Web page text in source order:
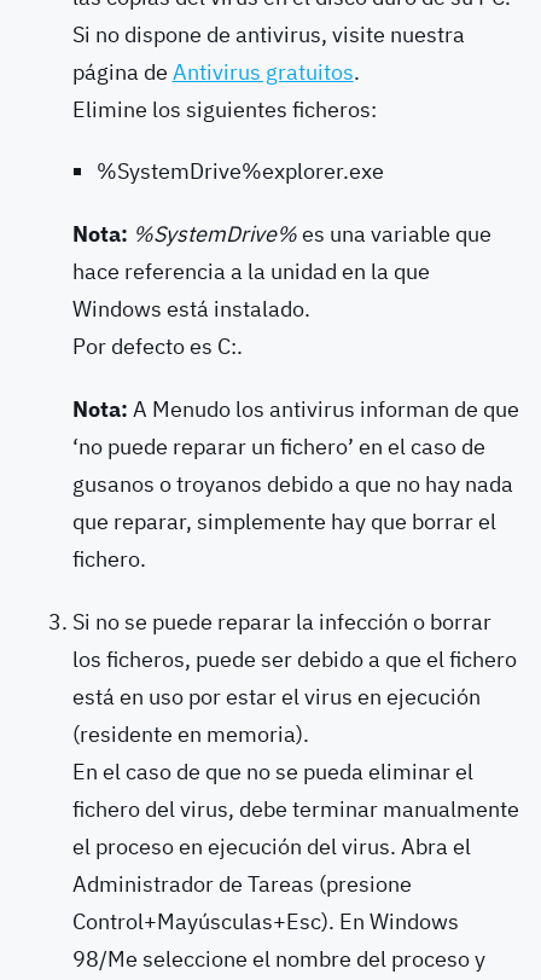
Si no dispone de antivirus, visite nuestra
página de Antivirus gratuitos.
Elimine los siguientes ficheros:
%SystemDrive%explorer.exe
Nota: %SystemDrive%es una variable que
hace referencia a la unidad en la que
Windows está instalado.
Por defecto es C:.
Nota: A Menudo los antivirus informan de que
‘no puede reparar un fichero’ en el caso de
gusanos o troyanos debido a que no hay nada
que reparar, simplemente hay que borrar el
fichero.
Si no se puede reparar la infección o borrar
los ficheros, puede ser debido a que el fichero
está en uso por estar el virus en ejecución
(residente en memoria).
En el caso de que no se pueda eliminar el
fichero del virus, debe terminar manualmente
el proceso en ejecución del virus. Abra el
Administrador de Tareas (presione
Control+Mayúsculas+Esc). En Windows
98/Me seleccione el nombre del proceso y